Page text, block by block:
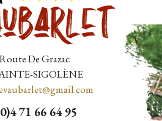
De Grazac
SIGOLÈNE
71 66 64 95